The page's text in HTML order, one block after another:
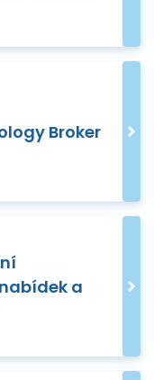
Broker
a